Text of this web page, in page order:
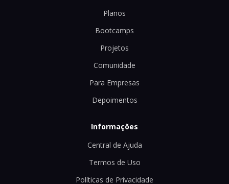
Planos
Bootcamps
Projetos
Comunidade
Para Empresas
Depoimentos
Informações
Central de Ajuda
Termos de Uso
Políticas de Privacidade